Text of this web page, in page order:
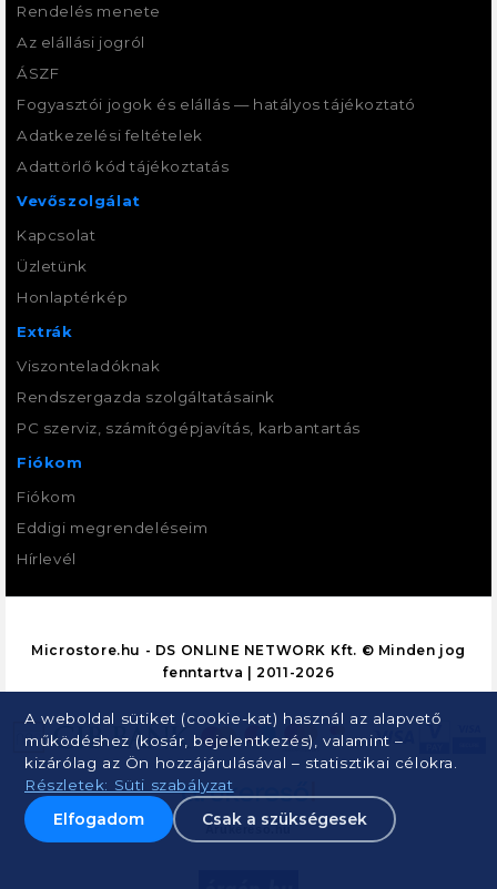
Rendelés menete
Az elállási jogról
ÁSZF
Fogyasztói jogok és elállás — hatályos tájékoztató
Adatkezelési feltételek
Adattörlő kód tájékoztatás
Vevőszolgálat
Kapcsolat
Üzletünk
Honlaptérkép
Extrák
Viszonteladóknak
Rendszergazda szolgáltatásaink
PC szerviz, számítógépjavítás, karbantartás
Fiókom
Fiókom
Eddigi megrendeléseim
Hírlevél
A weboldal sütiket (cookie-kat) használ az alapvető
működéshez (kosár, bejelentkezés), valamint –
kizárólag az Ön hozzájárulásával – statisztikai célokra.
Részletek: Süti szabályzat
Elfogadom Csak a szükségesek
Microstore.hu - DS ONLINE NETWORK Kft. © Minden jog
fenntartva | 2011-2026
Árukereső.hu